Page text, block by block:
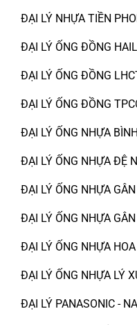
ĐẠI LÝ NHỰA TIỀN
ĐẠI LÝ ỐNG ĐỒNG
ĐẠI LÝ ỐNG ĐỒNG
ĐẠI LÝ ỐNG ĐỒNG
ĐẠI LÝ ỐNG NHỰA
ĐẠI LÝ ỐNG NHỰA ĐỆ
ĐẠI LÝ ỐNG NHỰA
ĐẠI LÝ ỐNG NHỰA
ĐẠI LÝ ỐNG NHỰA
ĐẠI LÝ ỐNG NHỰA LÝ
ĐẠI LÝ PANASONIC -